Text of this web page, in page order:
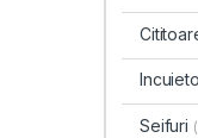
Seifuri